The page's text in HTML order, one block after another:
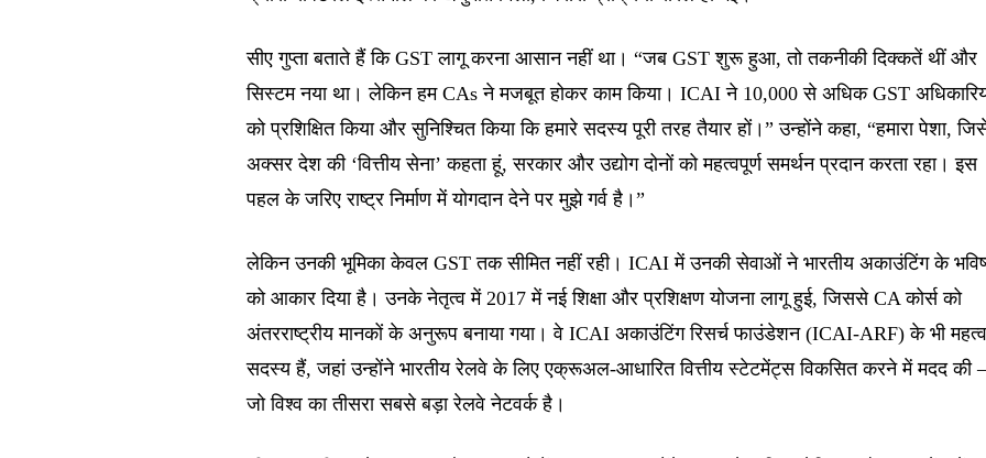
सीए गुप्ता बताते हैं कि GST लागू करना आसान नहीं था। “जब GST शुरू हुआ, तो तकनीकी दिक्कतें थीं और
सिस्टम नया था। लेकिन हम CAs ने मजबूत होकर काम किया। ICAI ने 10,000 से अधिक GST
को प्रशिक्षित किया और सुनिश्चित किया कि हमारे सदस्य पूरी तरह तैयार हों।” उन्होंने कहा, “हमारा पेशा,
अक्सर देश की ‘वित्तीय सेना’ कहता हूं, सरकार और उद्योग दोनों को महत्वपूर्ण समर्थन प्रदान करता रहा। इस
पहल के जरिए राष्ट्र निर्माण में योगदान देने पर मुझे गर्व है।”
लेकिन उनकी भूमिका केवल GST तक सीमित नहीं रही। ICAI में उनकी सेवाओं ने भारतीय अकाउंटिंग के
को आकार दिया है। उनके नेतृत्व में 2017 में नई शिक्षा और प्रशिक्षण योजना लागू हुई, जिससे CA कोर्स को
अंतरराष्ट्रीय मानकों के अनुरूप बनाया गया। वे ICAI अकाउंटिंग रिसर्च फाउंडेशन (ICAI-ARF) के भी
सदस्य हैं, जहां उन्होंने भारतीय रेलवे के लिए एक्रूअल-आधारित वित्तीय स्टेटमेंट्स विकसित करने में मदद की
जो विश्व का तीसरा सबसे बड़ा रेलवे नेटवर्क है।